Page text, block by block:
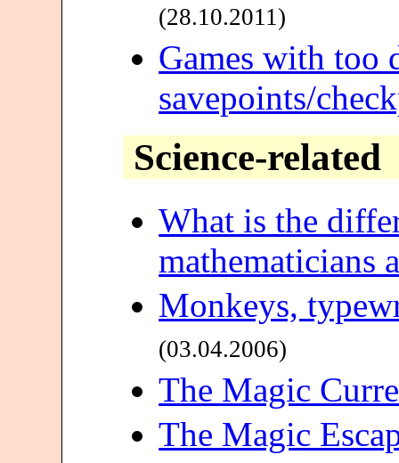
(28.10.2011)
Games with too
savepoints/
Science-related
What is the
mathematicians
Monkeys,
(03.04.2006)
The Magic
The Magic